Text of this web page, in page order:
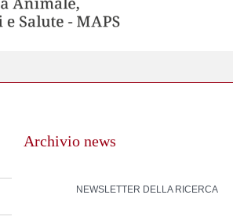
Archivio news
NEWSLETTER DELLA RICERCA